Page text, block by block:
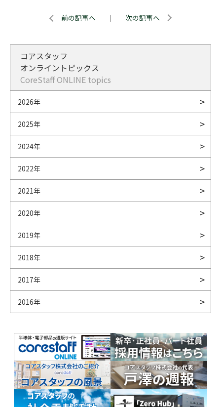
前の記事へ ｜ 次の記事へ
コアスタッフ
オンライントピックス
CoreStaff ONLINE topics
2026年
2025年
2024年
2022年
2021年
2020年
2019年
2018年
2017年
2016年